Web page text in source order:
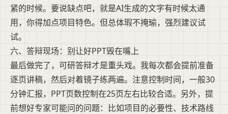
紧的时候。要说缺点吧，就是AI生成的文字有时候太通
用，你得加点项目特色。但总体瑕不掩瑜，强烈建议试
试。
六、答辩现场：别让好PPT毁在嘴上
最后做完了，可研答辩才是重头戏。我每次都会提前准备
逐页讲稿，然后对着镜子练两遍。注意控制时间，一般30
分钟汇报，PPT页数控制在25页左右比较合适。另外，提
前想好专家可能问的问题：比如项目的必要性、技术路线